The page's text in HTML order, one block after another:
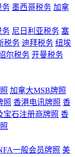
务 墨西哥税务 加拿
务 尼日利亚税务 塞
税务 迪拜税务 纽埃
尔税务 开曼税务
加拿大MSB牌照
照 香港电讯牌照 香
宝石注册商牌照 香
一般会员牌照 美